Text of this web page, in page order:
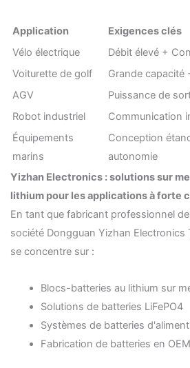
Application
Exigences clés
Vélo électrique
Débit élevé +
Voiturette de golf
Grande capacité
AGV
Puissance de
Robot industriel
Communication
Équipements
marins
Conception
autonomie
Yizhan Electronics : solutions sur
lithium pour les applications à forte
En tant que fabricant professionnel
société Dongguan Yizhan Electronics
se concentre sur :
Blocs-batteries au lithium sur
Solutions de batteries LiFePO4
Systèmes de batteries
Fabrication de batteries en